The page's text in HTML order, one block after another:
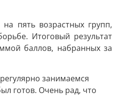
пять возрастных групп,
Итоговый результат
баллов, набранных за
занимаемся
готов. Очень рад, что